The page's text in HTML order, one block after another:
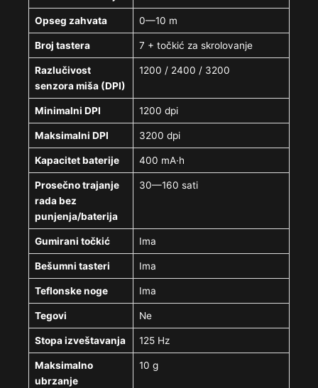
Opseg zahvata 0—10 m
Broj tastera 7 + točkić za skrolovanje
Razlučivost
senzora miša (DPI)
1200 / 2400 / 3200
Minimalni DPI 1200 dpi
Maksimalni DPI 3200 dpi
Kapacitet baterije 400 mA·h
Prosečno trajanje
rada bez
punjenja/baterija
30—160 sati
Gumirani točkić Ima
Bešumni tasteri Ima
Teflonske noge Ima
Tegovi Ne
Stopa izveštavanja 125 Hz
Maksimalno
ubrzanje
10 g